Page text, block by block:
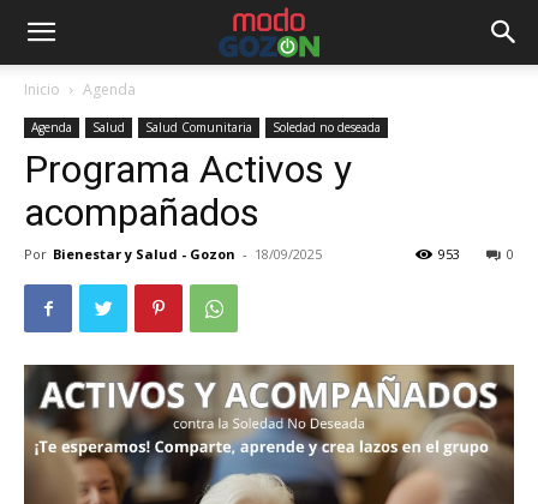
Inicio Agenda
Agenda Salud Salud Comunitaria Soledad no deseada
Programa Activos y
acompañados
Por Bienestar y Salud - Gozon - 18/09/2025 0
953